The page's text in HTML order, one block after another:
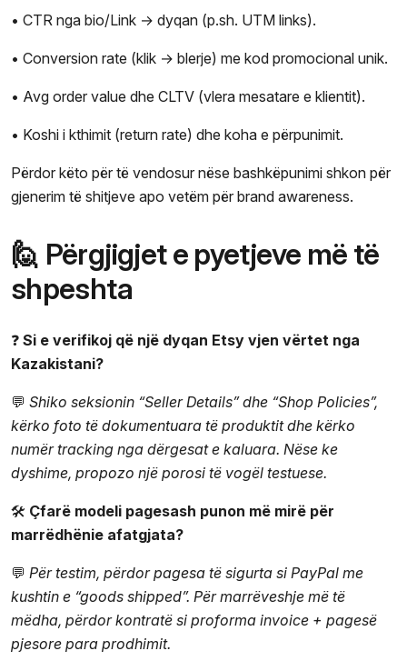
• CTR nga bio/Link → dyqan (p.sh. UTM links).
• Conversion rate (klik → blerje) me kod promocional unik.
• Avg order value dhe CLTV (vlera mesatare e klientit).
• Koshi i kthimit (return rate) dhe koha e përpunimit.
Përdor këto për të vendosur nëse bashkëpunimi shkon për
gjenerim të shitjeve apo vetëm për brand awareness.
🙋 Përgjigjet e pyetjeve më të
shpeshta
❓ Si e verifikoj që një dyqan Etsy vjen vërtet nga
Kazakistani?
💬 Shiko seksionin “Seller Details” dhe “Shop Policies”,
kërko foto të dokumentuara të produktit dhe kërko
numër tracking nga dërgesat e kaluara. Nëse ke
dyshime, propozo një porosi të vogël testuese.
🛠️ Çfarë modeli pagesash punon më mirë për
marrëdhënie afatgjata?
💬 Për testim, përdor pagesa të sigurta si PayPal me
kushtin e “goods shipped”. Për marrëveshje më të
mëdha, përdor kontratë si proforma invoice + pagesë
pjesore para prodhimit.